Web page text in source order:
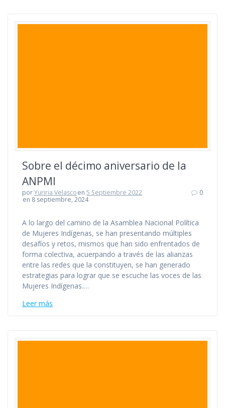
Sobre el décimo aniversario de la
ANPMI
porYuriria Velascoen5 Septiembre 2022
en 8 septiembre, 2024
0
A lo largo del camino de la Asamblea Nacional Política
de Mujeres Indígenas, se han presentando múltiples
desafíos y retos, mismos que han sido enfrentados de
forma colectiva, acuerpando a través de las alianzas
entre las redes que la constituyen, se han generado
estrategias para lograr que se escuche las voces de las
Mujeres Indígenas.…
Leer más